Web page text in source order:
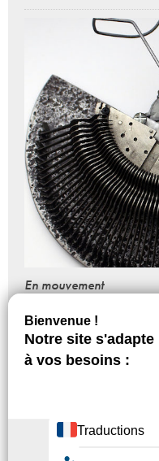
En mouvement
02 - 10 - 2021, 17:00 > 00:00
ÉCOLE ET ESPACE D’ART